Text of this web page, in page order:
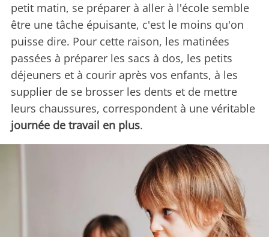
petit matin, se préparer à aller à l'école semble
être une tâche épuisante, c'est le moins qu'on
puisse dire. Pour cette raison, les matinées
passées à préparer les sacs à dos, les petits
déjeuners et à courir après vos enfants, à les
supplier de se brosser les dents et de mettre
leurs chaussures, correspondent à une véritable
journée de travail en plus.